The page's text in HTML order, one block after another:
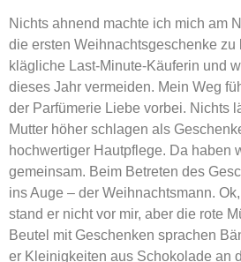
Nichts ahnend machte ich mich am
die ersten Weihnachtsgeschenke zu
klägliche Last-Minute-Käuferin und
dieses Jahr vermeiden. Mein Weg
der Parfümerie Liebe vorbei. Nichts
Mutter höher schlagen als
hochwertiger Hautpflege. Da haben
gemeinsam. Beim Betreten des
ins Auge – der Weihnachtsmann.
stand er nicht vor mir, aber die rote
Beutel mit Geschenken sprachen
er Kleinigkeiten aus Schokolade an